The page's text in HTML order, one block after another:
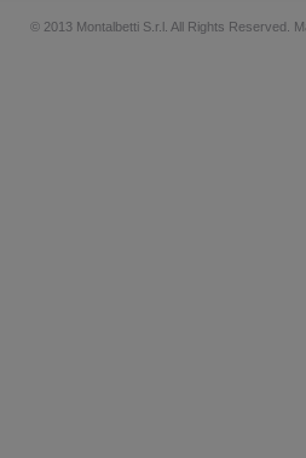
© 2013 Montalbetti S.r.l. All Rights Reserved.